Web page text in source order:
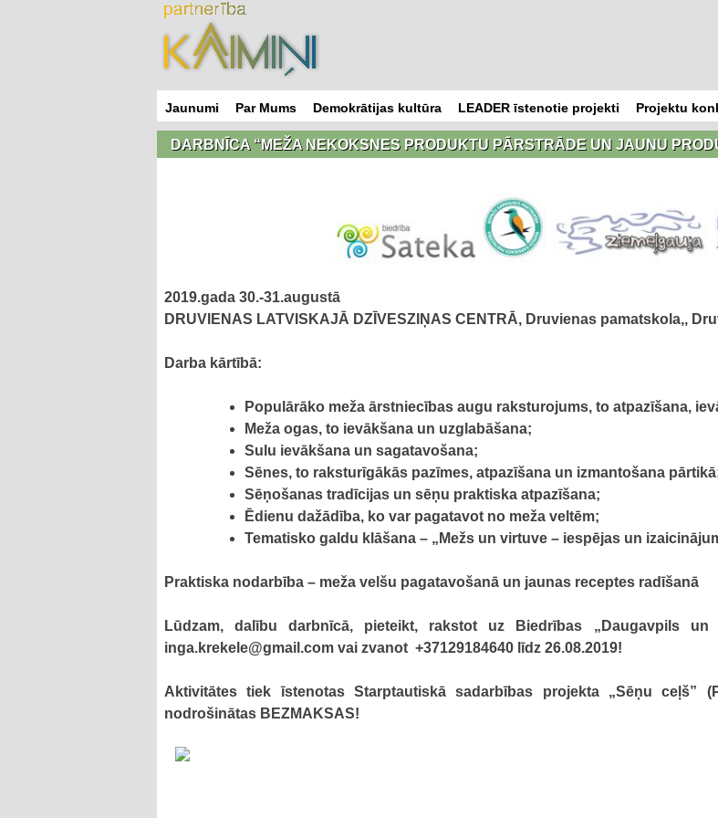
Skip
to
content
Jaunumi Par Mums Demokrātijas kultūra LEADER īstenotie projekti Projektu
DARBNĪCA “MEŽA NEKOKSNES PRODUKTU PĀRSTRĀDE UN JAUNU
2019.gada 30.-31.augustā
DRUVIENAS LATVISKAJĀ DZĪVESZIŅAS CENTRĀ, Druvienas pamatskola,,
Darba kārtībā:
Populārāko meža ārstniecības augu raksturojums, to atpazīšana,
Meža ogas, to ievākšana un uzglabāšana;
Sulu ievākšana un sagatavošana;
Sēnes, to raksturīgākās pazīmes, atpazīšana un izmantošana
Sēņošanas tradīcijas un sēņu praktiska atpazīšana;
Ēdienu dažādība, ko var pagatavot no meža veltēm;
Tematisko galdu klāšana – „Mežs un virtuve – iespējas un
Praktiska nodarbība – meža velšu pagatavošanā un jaunas receptes radīšanā
Lūdzam, dalību darbnīcā, pieteikt, rakstot uz Biedrības „Daugavpils
inga.krekele@gmail.com vai zvanot +37129184640 līdz 26.08.2019!
Aktivitātes tiek īstenotas Starptautiskā sadarbības projekta „Sēņu ceļš”
nodrošinātas BEZMAKSAS!